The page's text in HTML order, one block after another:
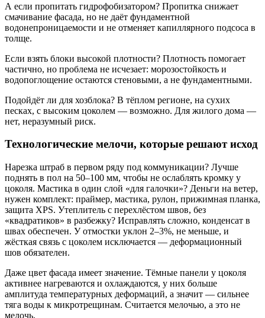
А если пропитать гидрофобизатором? Пропитка снижает
смачивание фасада, но не даёт фундаментной
водонепроницаемости и не отменяет капиллярного подсоса в
толще.
Если взять блоки высокой плотности? Плотность помогает
частично, но проблема не исчезает: морозостойкость и
водопоглощение остаются стеновыми, а не фундаментными.
Подойдёт ли для хозблока? В тёплом регионе, на сухих
песках, с высоким цоколем — возможно. Для жилого дома —
нет, неразумный риск.
Технологические мелочи, которые решают исход
Нарезка штраб в первом ряду под коммуникации? Лучше
поднять в пол на 50–100 мм, чтобы не ослаблять кромку у
цоколя. Мастика в один слой «для галочки»? Деньги на ветер,
нужен комплект: праймер, мастика, рулон, прижимная планка,
защита XPS. Утеплитель с перехлёстом швов, без
«квадратиков» в разбежку? Исправлять сложно, конденсат в
швах обеспечен. У отмостки уклон 2–3%, не меньше, и
жёсткая связь с цоколем исключается — деформационный
шов обязателен.
Даже цвет фасада имеет значение. Тёмные панели у цоколя
активнее нагреваются и охлаждаются, у них больше
амплитуда температурных деформаций, а значит — сильнее
тяга воды к микротрещинам. Считается мелочью, а это не
мелочь.